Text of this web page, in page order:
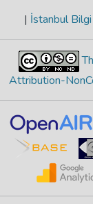
| İstanbul
Attribution-